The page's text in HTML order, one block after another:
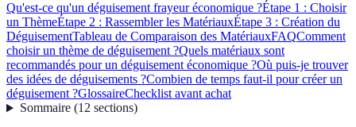
Qu'est-ce qu'un déguisement frayeur économique ?Étape 1 : Choisir
un ThèmeÉtape 2 : Rassembler les MatériauxÉtape 3 : Création du
DéguisementTableau de Comparaison des MatériauxFAQComment
choisir un thème de déguisement ?Quels matériaux sont
recommandés pour un déguisement économique ?Où puis-je trouver
des idées de déguisements ?Combien de temps faut-il pour créer un
déguisement ?GlossaireChecklist avant achat
Sommaire(12 sections)